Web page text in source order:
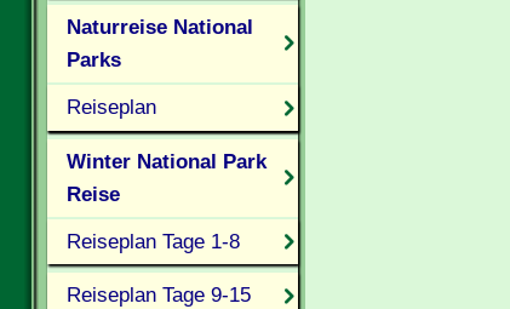
Naturreise National
Parks
Reiseplan
Winter National Park
Reise
Reiseplan Tage 1-8
Reiseplan Tage 9-15